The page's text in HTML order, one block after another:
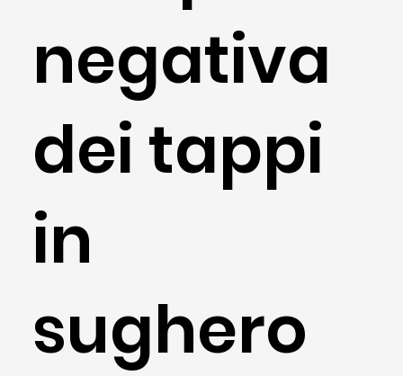
negativa
dei tappi
in
sughero